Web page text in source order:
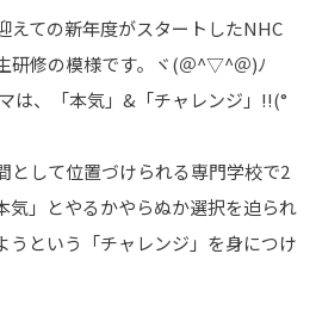
えての新年度がスタートしたNHC
研修の模様です。ヾ(＠^▽^＠)ﾉ
は、「本気」&「チャレンジ」!!(°
として位置づけられる専門学校で2
気」とやるかやらぬか選択を迫られ
うという「チャレンジ」を身につけ